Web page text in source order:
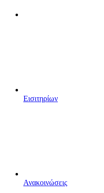
Εισιτηρίων
Ανακοινώσεις